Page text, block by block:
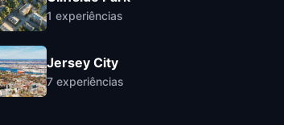
1 experiências
Jersey City
7 experiências